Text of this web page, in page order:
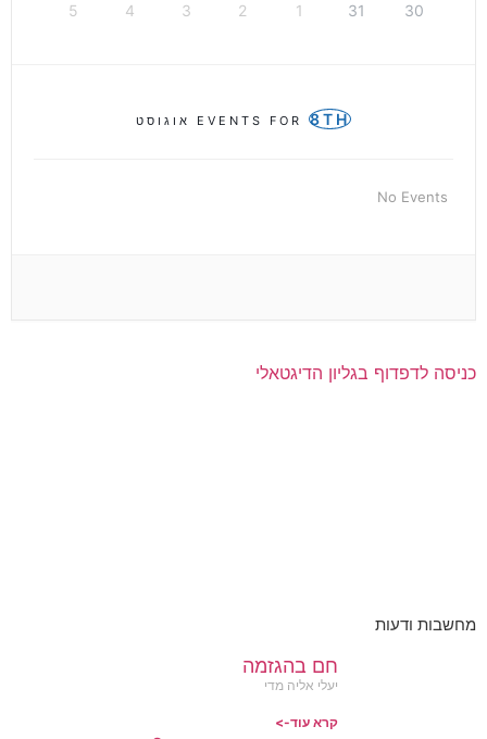
30
31
1
2
3
4
5
EVENTS FOR 8TH אוגוסט
No Events
כניסה לדפדוף בגליון הדיגטאלי
מחשבות ודעות
חם בהגזמה
יעלי אליה מדי
קרא עוד->